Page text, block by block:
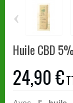
‹
Huile CBD
24,90 €